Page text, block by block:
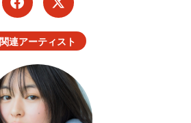
関連アーティスト